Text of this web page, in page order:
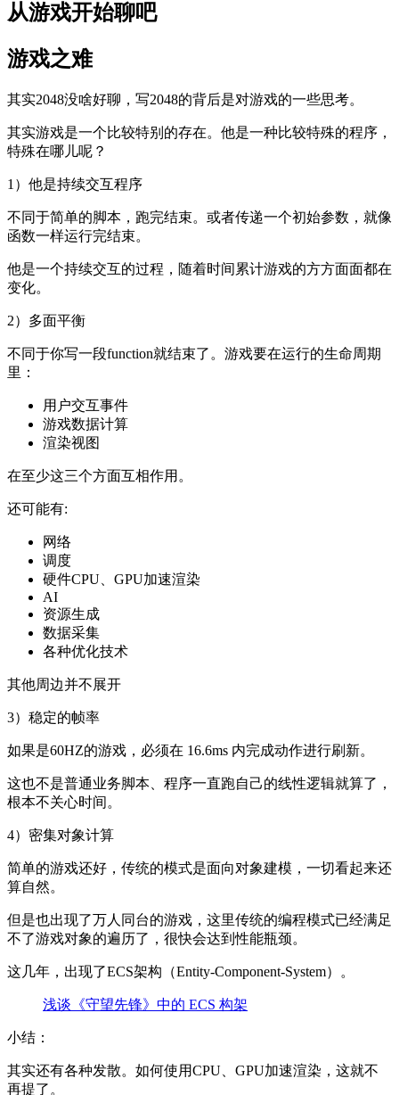
从游戏开始聊吧
游戏之难
其实2048没啥好聊，写2048的背后是对游戏的一些思考。
其实游戏是一个比较特别的存在。他是一种比较特殊的程序，
特殊在哪儿呢？
1）他是持续交互程序
不同于简单的脚本，跑完结束。或者传递一个初始参数，就像
函数一样运行完结束。
他是一个持续交互的过程，随着时间累计游戏的方方面面都在
变化。
2）多面平衡
不同于你写一段function就结束了。游戏要在运行的生命周期
里：
用户交互事件
游戏数据计算
渲染视图
在至少这三个方面互相作用。
还可能有:
网络
调度
硬件CPU、GPU加速渲染
AI
资源生成
数据采集
各种优化技术
其他周边并不展开
3）稳定的帧率
如果是60HZ的游戏，必须在 16.6ms 内完成动作进行刷新。
这也不是普通业务脚本、程序一直跑自己的线性逻辑就算了，
根本不关心时间。
4）密集对象计算
简单的游戏还好，传统的模式是面向对象建模，一切看起来还
算自然。
但是也出现了万人同台的游戏，这里传统的编程模式已经满足
不了游戏对象的遍历了，很快会达到性能瓶颈。
这几年，出现了ECS架构（Entity-Component-System）。
浅谈《守望先锋》中的 ECS 构架
小结：
其实还有各种发散。如何使用CPU、GPU加速渲染，这就不
再提了。